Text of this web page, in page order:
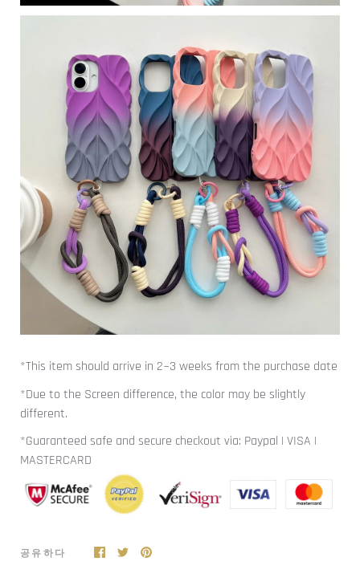
*This item should arrive in 2~3 weeks from the purchase date
*Due to the Screen difference, the color may be slightly
different.
*Guaranteed safe and secure checkout via: Paypal | VISA |
MASTERCARD
공유하다